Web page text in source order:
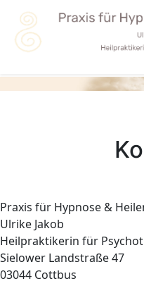
Praxis für Hypnose &
Ulrike Jakob
Heilpraktikerin für
Sielower Landstraße 47
03044 Cottbus